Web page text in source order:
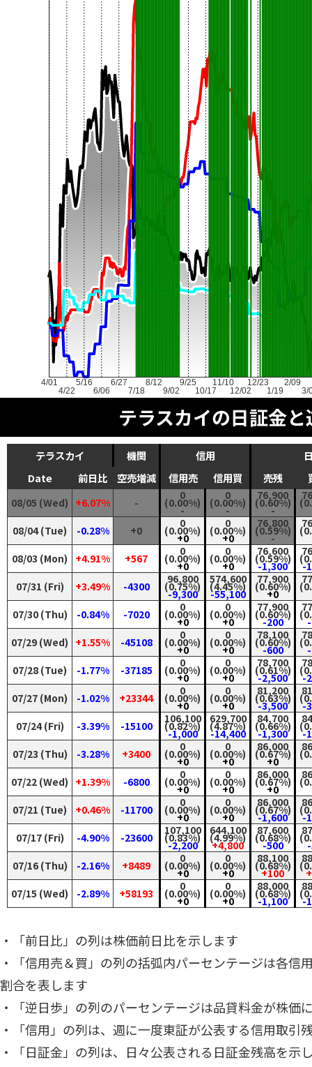
4/01
4/22
5/16
6/06
6/27
7/18
8/12
9/02
9/25
10/17
11/10
12/02
12/23
1/19
2/09
3/
テラスカイの日証金
テラスカイ 機関 信用
Date
前日比 空売増減 信用売 信用買 売残
08/05 (Wed) +6.07% -
0
(0.00%)
-
0
(0.00%)
-
76,900
(0.60%)
-
08/04 (Tue)
-0.28% +0
0
(0.00%)
+0
0
(0.00%)
+0
76,800
(0.59%)
-
08/03 (Mon)
+4.91% +567
0
(0.00%)
+0
0
(0.00%)
+0
76,600
(0.59%)
-1,300
-
07/31 (Fri)
+3.49% -4300
96,800
(0.75%)
-9,300
574,600
(4.45%)
-55,100
77,900
(0.60%)
+0
07/30 (Thu)
-0.84% -7020
0
(0.00%)
+0
0
(0.00%)
+0
77,900
(0.60%)
-200
07/29 (Wed) +1.55% -45108
0
(0.00%)
+0
0
(0.00%)
+0
78,100
(0.60%)
-600
07/28 (Tue)
-1.77% -37185
0
(0.00%)
+0
0
(0.00%)
+0
78,700
(0.61%)
-2,500
-
07/27 (Mon)
-1.02% +23344
0
(0.00%)
+0
0
(0.00%)
+0
81,200
(0.63%)
-3,500
-
07/24 (Fri)
-3.39% -15100
106,100
(0.82%)
-1,000
629,700
(4.87%)
-14,400
84,700
(0.66%)
-1,300
-
07/23 (Thu)
-3.28% +3400
0
(0.00%)
+0
0
(0.00%)
+0
86,000
(0.67%)
+0
07/22 (Wed) +1.39% -6800
0
(0.00%)
+0
0
(0.00%)
+0
86,000
(0.67%)
+0
07/21 (Tue)
+0.46% -11700
0
(0.00%)
+0
0
(0.00%)
+0
86,000
(0.67%)
-1,600
-
07/17 (Fri)
-4.90% -23600
107,100
(0.83%)
-2,200
644,100
(4.99%)
+4,800
87,600
(0.68%)
-500
07/16 (Thu)
-2.16% +8489
0
(0.00%)
+0
0
(0.00%)
+0
88,100
(0.68%)
+100
07/15 (Wed)
-2.89% +58193
0
(0.00%)
+0
0
(0.00%)
+0
88,000
(0.68%)
-1,100 -
・「前日比」の列は株価前日比を示します
・「信用売＆買」の列の括弧内パーセンテージは各信
割合を表します
・「逆日歩」の列のパーセンテージは品貸料金が株価
・「信用」の列は、週に一度東証が公表する信用取引
・「日証金」の列は、日々公表される日証金残高を示